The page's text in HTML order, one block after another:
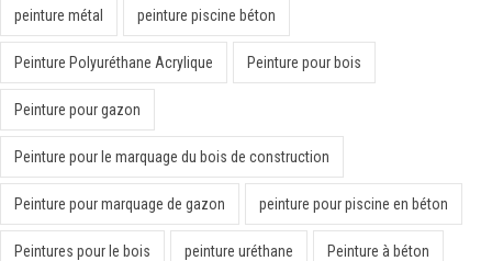
peinture métal peinture piscine béton
Peinture Polyuréthane Acrylique Peinture pour bois
Peinture pour gazon
Peinture pour le marquage du bois de construction
Peinture pour marquage de gazon peinture pour piscine en béton
Peintures pour le bois peinture uréthane Peinture à béton